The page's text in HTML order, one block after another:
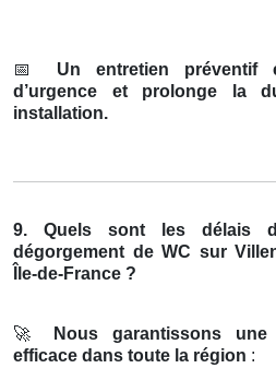
📅
Un entretien préventif
d’urgence et prolonge la
installation.
9. Quels sont les délais
dégorgement de WC sur
Île-de-France ?
🚀
Nous garantissons
efficace dans toute la région :